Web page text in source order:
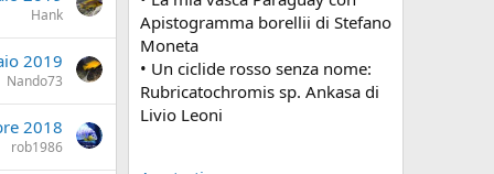
Hank
2019
Nando73
2018
rob1986
Apistogramma borellii di Stefano
Moneta
• Un ciclide rosso senza nome:
Rubricatochromis sp. Ankasa di
Livio Leoni